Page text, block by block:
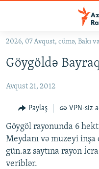
Əsas
qayıt
naviqasiyaya
Axtarışa
keç
#İZAHLA
KORRUPSIOMETR
#ƏSLINDƏ
FƏRQƏ BAX
QANUNI DOĞRU
ARAŞDIRMA
2026, 07 Avqust, cümə, Bakı
Göygöldə
Avqust 21, 2012
Paylaş VPN-siz
Göygöl rayonunda 6
Meydanı və muzeyi
gün.az saytına rayon
veriblər.